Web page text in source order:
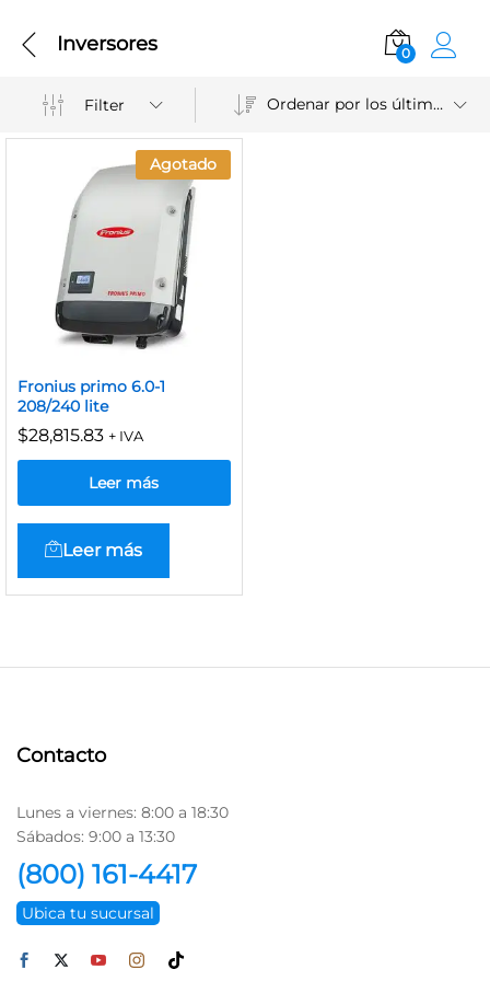
Inversores 0
Filter Ordenar por los últimos
Agotado
Fronius primo 6.0-1
208/240 lite
$28,815.83 + IVA
Leer más
Leer más
Contacto
Lunes a viernes: 8:00 a 18:30
Sábados: 9:00 a 13:30
(800) 161-4417
Ubica tu sucursal